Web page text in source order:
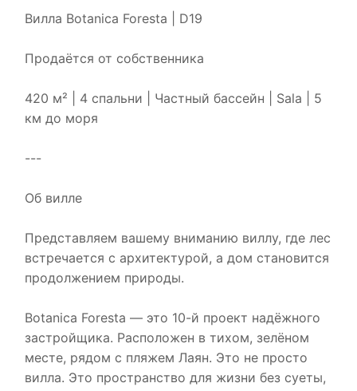
Вилла Botanica Foresta | D19
Продаётся от собственника
420 м² | 4 спальни | Частный бассейн | Sala | 5
км до моря
---
Об вилле
Представляем вашему вниманию виллу, где лес
встречается с архитектурой, а дом становится
продолжением природы.
Botanica Foresta — это 10-й проект надёжного
застройщика. Расположен в тихом, зелёном
месте, рядом с пляжем Лаян. Это не просто
вилла. Это пространство для жизни без суеты,